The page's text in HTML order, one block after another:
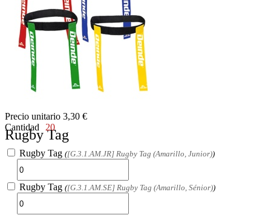
Precio unitario 3,30 €
Cantidad
20
Rugby Tag
Rugby Tag ([G.3.1.AM.JR] Rugby Tag (Amarillo, Junior))
Rugby Tag ([G.3.1.AM.SE] Rugby Tag (Amarillo, Sénior))